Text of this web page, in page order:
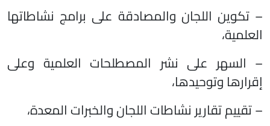
– تكوين اللجان والمصادقة على برامج نشاطاتها
العلمية،
– السهر على نشر المصطلحات العلمية وعلى
إقرارها وتوحيدها،
– تقييم تقارير نشاطات اللجان والخبرات المعدة،